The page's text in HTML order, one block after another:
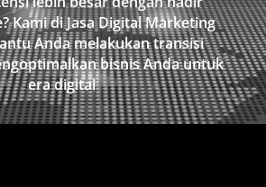
?KamidiJasa Digital Marketing
Andamelakukantransisi
bisnisAndauntuk
eradigital